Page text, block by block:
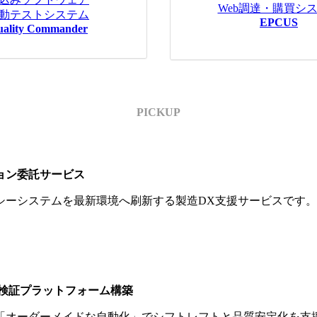
テストシステム
Commander
Web調達・購買シ
EPCUS
PICKUP
ン委託サービス
ーシステムを最新環境へ刷新する製造DX支援サービスです。
証プラットフォーム構築